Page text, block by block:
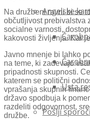
Angelske
Usta
Pošlji
Na družbeni ravni bi se
občutljivost prebivalstva
socialne varnosti,
kakovosti življenja. Kar
Javno mnenje bi lahko
na teme, ki zadevajo
pripadnosti skupnosti.
katerem se politični
vprašanja skupnih
državo spodbuja k
razdeliti odgovornost,
družbe.